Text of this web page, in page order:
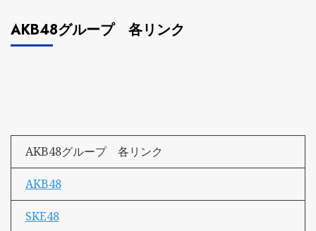
AKB48グループ 各リンク
AKB48グループ 各リンク
AKB48
SKE48